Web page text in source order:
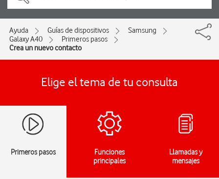
Ayuda Guías de dispositivos
Samsung
Galaxy A40
Primeros pasos
Crea un nuevo contacto
Elige el tema de tu consulta
Primeros pasos
Funciones
principales
Llamadas y
mensajes